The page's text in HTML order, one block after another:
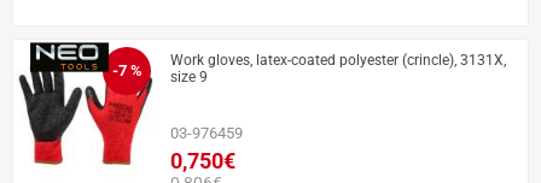
-7 %
Work gloves, latex-coated polyester (crincle), 3131X,
size 9
03-976459
0,750€